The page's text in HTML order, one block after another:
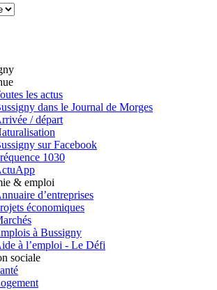
les actus
dans le Journal de Morges
/ départ
sur Facebook
1030
& emploi
d’entreprises
économiques
à Bussigny
à l’emploi - Le Défi
sociale